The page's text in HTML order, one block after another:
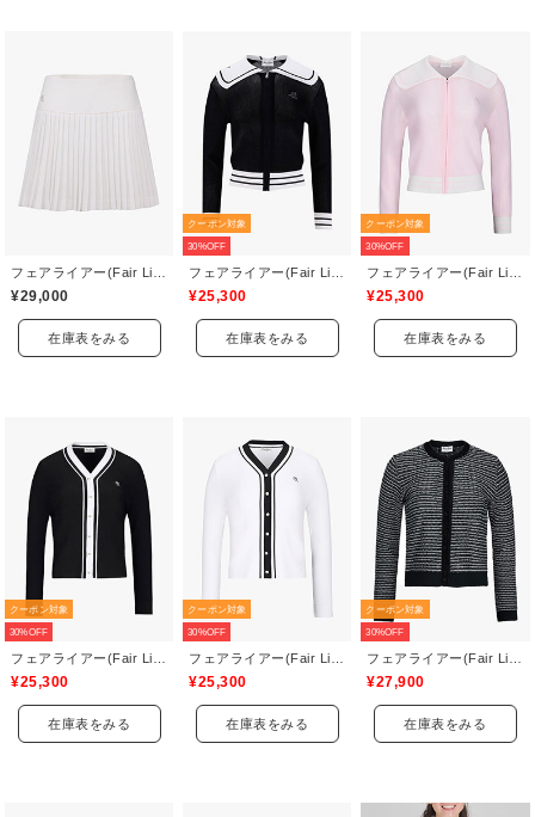
¥29,000
在庫表をみる
クーポン対象
30%OFF
¥25,300
在庫表をみる
クーポン対象
30%OFF
¥25,300
在庫表をみる
クーポン対象
30%OFF
¥25,300
在庫表をみる
クーポン対象
30%OFF
¥25,300
在庫表をみる
クーポン対象
30%OFF
¥27,900
在庫表をみる